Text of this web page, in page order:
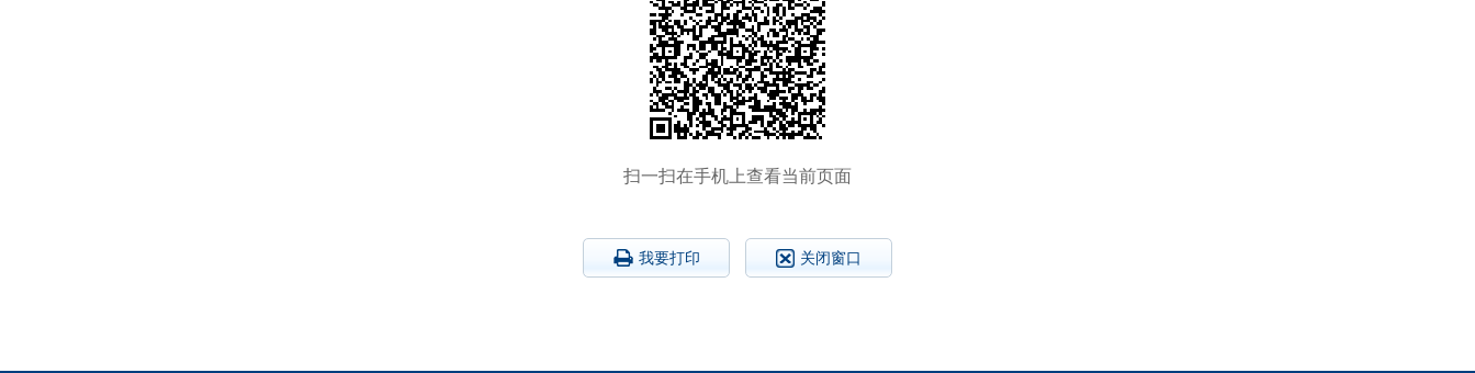
扫一扫在手机上查看当前页面
我要打印 关闭窗口